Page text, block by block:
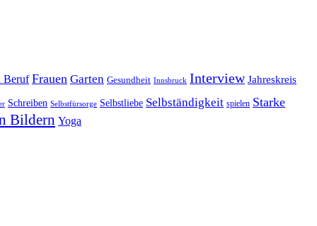
Beruf Frauen Garten Gesundheit Innsbruck Interview Jahreskreis
Schreiben Selbstfürsorge Selbstliebe Selbständigkeit spielen Starke
Bildern Yoga